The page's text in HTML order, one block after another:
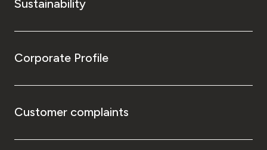
Sustainability
Corporate Profile
Customer complaints